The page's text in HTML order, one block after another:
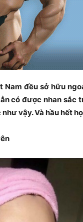
Nam đều sở hữu
có được nhan sắc
vậy. Và hầu hết